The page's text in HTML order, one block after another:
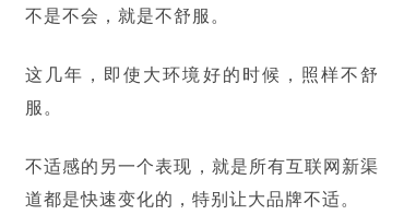
不是不会，就是不舒服。
这几年，即使大环境好的时候，照样不舒
服。
不适感的另一个表现，就是所有互联网新渠
道都是快速变化的，特别让大品牌不适。